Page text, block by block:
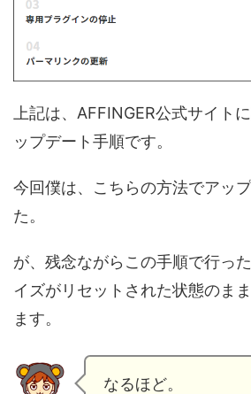
上記は、AFFINGER公式サイト
ップデート手順です。
今回僕は、こちらの方法でアッ
た。
が、残念ながらこの手順で行っ
イズがリセットされた状態のま
ます。
なるほど。